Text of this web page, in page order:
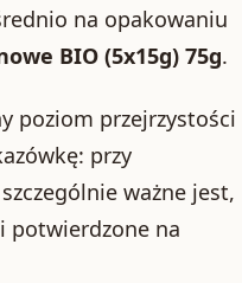
na opakowaniu
BIO (5x15g) 75g.
poziom przejrzystości
przy
ważne jest,
potwierdzone na